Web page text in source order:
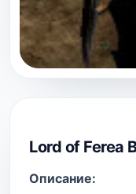
Lord of Ferea
Описание: